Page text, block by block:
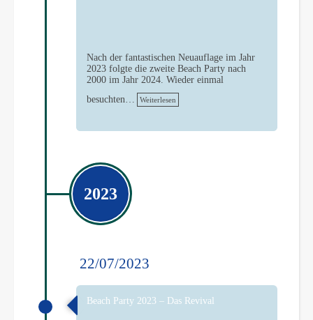
Nach der fantastischen Neuauflage im Jahr
2023 folgte die zweite Beach Party nach
2000 im Jahr 2024. Wieder einmal
besuchten…
Weiterlesen
2023
22/07/2023
Beach Party 2023 – Das Revival